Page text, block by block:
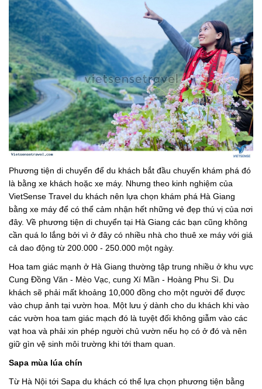
Phương tiện di chuyển để du khách bắt đầu chuyến khám phá đó
là bằng xe khách hoặc xe máy. Nhưng theo kinh nghiệm của
VietSense Travel du khách nên lựa chọn khám phá Hà Giang
bằng xe máy để có thể cảm nhận hết những vẻ đẹp thú vị của nơi
đây. Về phương tiện di chuyển tại Hà Giang các bạn cũng không
cần quá lo lắng bởi vì ở đây có nhiều nhà cho thuê xe máy với giá
cả dao động từ 200.000 - 250.000 một ngày.
Hoa tam giác mạnh ở Hà Giang thường tập trung nhiều ở khu vực
Cung Đồng Văn - Mèo Vạc, cung Xí Mần - Hoàng Phu Sì. Du
khách sẽ phải mất khoảng 10,000 đồng cho một người để được
vào chụp ảnh tại vườn hoa. Một lưu ý dành cho du khách khi vào
các vườn hoa tam giác mạch đó là tuyệt đối không giẫm vào các
vạt hoa và phải xin phép người chủ vườn nếu họ có ở đó và nên
giữ gìn vệ sinh môi trường khi tới tham quan.
Sapa mùa lúa chín
Từ Hà Nội tới Sapa du khách có thể lựa chọn phương tiện bằng